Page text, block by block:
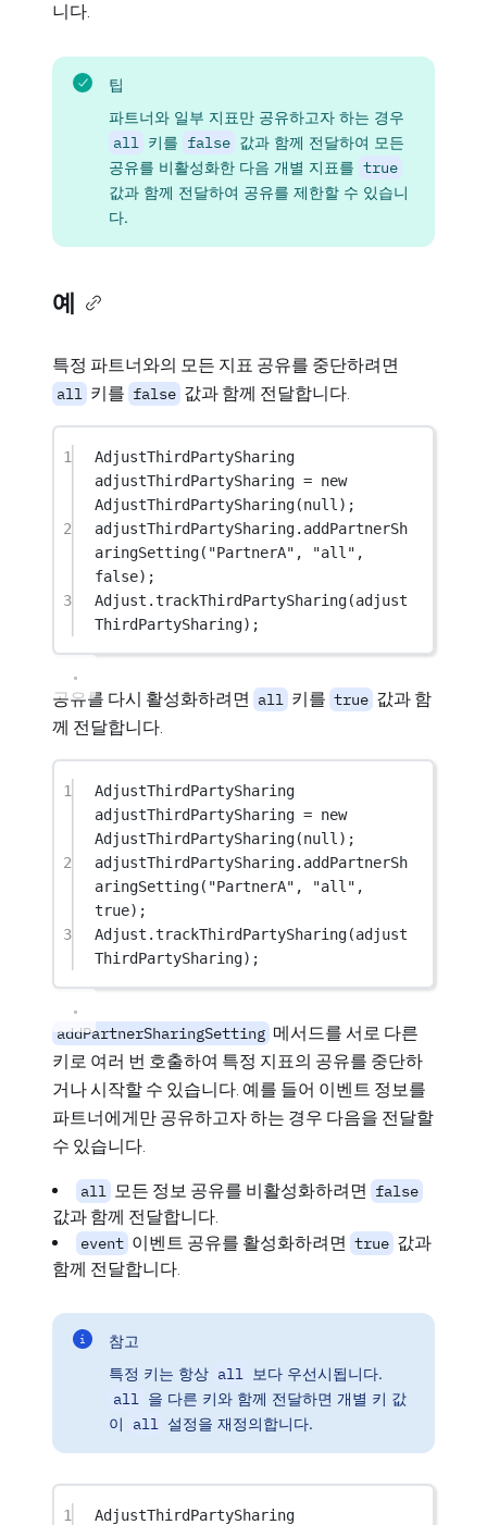
니다.
팁
파트너와 일부 지표만 공유하고자 하는 경우
all 키를 false 값과 함께 전달하여 모든
공유를 비활성화한 다음 개별 지표를 true
값과 함께 전달하여 공유를 제한할 수 있습니
다.
예
특정 파트너와의 모든 지표 공유를 중단하려면
all 키를 false 값과 함께 전달합니다.
1
AdjustThirdPartySharing
adjustThirdPartySharing = new
AdjustThirdPartySharing(null );
2
adjustThirdPartySharing. addPartnerSh
aringSetting( "PartnerA" , "all"
false);
3
Adjust.trackThirdPartySharing(adjust
ThirdPartySharing);
공유를 다시 활성화하려면 all 키를 true 값과 함
께 전달합니다.
1
AdjustThirdPartySharing
adjustThirdPartySharing = new
AdjustThirdPartySharing(null );
2
adjustThirdPartySharing. addPartnerSh
aringSetting( "PartnerA" , "all"
true);
3
Adjust.trackThirdPartySharing(adjust
ThirdPartySharing);
addPartnerSharingSetting 메서드를 서로 다른
키로 여러 번 호출하여 특정 지표의 공유를 중단하
거나 시작할 수 있습니다. 예를 들어 이벤트 정보를
파트너에게만 공유하고자 하는 경우 다음을 전달할
수 있습니다.
all 모든 정보 공유를 비활성화하려면 false
값과 함께 전달합니다.
event 이벤트 공유를 활성화하려면 true 값과
함께 전달합니다.
참고
특정 키는 항상 all 보다 우선시됩니다.
all 을 다른 키와 함께 전달하면 개별 키 값
이
all 설정을 재정의합니다.
1
AdjustThirdPartySharing